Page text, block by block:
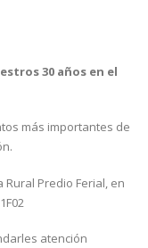
30 años en el
más importantes de
Rural Predio Ferial, en
atención